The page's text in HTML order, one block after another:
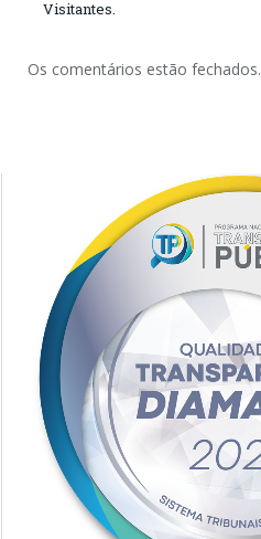
Visitantes.
Os comentários estão fechados.